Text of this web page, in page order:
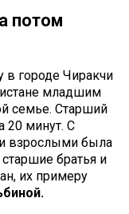
потом
в городе Чиракчи
младшим
семье. Старший
20 минут. С
взрослыми была
братья и
их примеру